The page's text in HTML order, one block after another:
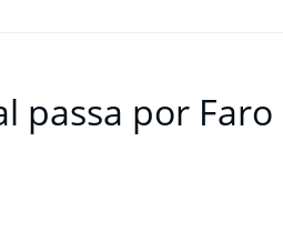
passa por Faro